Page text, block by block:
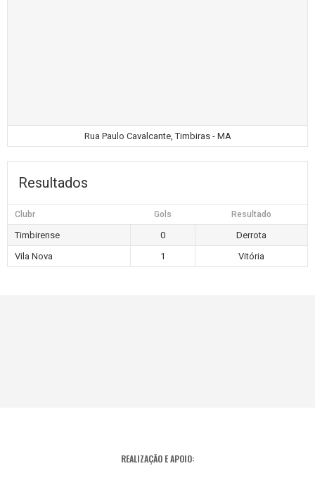
Rua Paulo Cavalcante, Timbiras - MA
Resultados
Clubr Gols Resultado
Timbirense 0
Derrota
Vila Nova
1 Vitória
REALIZAÇÃO E APOIO: